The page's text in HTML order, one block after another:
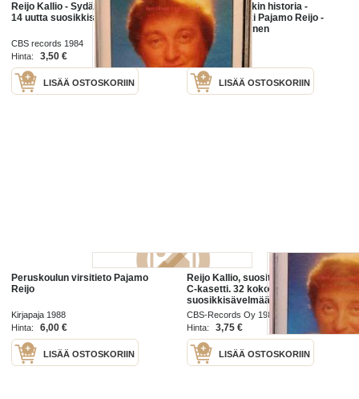
Reijo Kallio - Sydämen ääni, 1984.
14 uutta suosikkisävelmää.
CBS records 1984
Hinta:
3,50 €
LISÄÄ OSTOSKORIIN
Suomen musiikin historia -
Kirkkomusiikki Pajamo Reijo -
Erkki Tuppurainen
WSOY 2004
Hinta:
25,00 €
LISÄÄ OSTOSKORIIN
Peruskoulun virsitieto Pajamo
Reijo
Kirjapaja 1988
Hinta:
6,00 €
LISÄÄ OSTOSKORIIN
Reijo Kallio, suosituimmat 1, 1983.
C-kasetti. 32 koko kansan
suosikkisävelmää, CBS 40-22231
CBS-Records Oy 1983
Hinta:
3,75 €
LISÄÄ OSTOSKORIIN